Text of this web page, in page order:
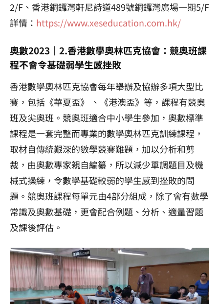
2/F、香港銅鑼灣軒尼詩道489號銅鑼灣廣場一期5/F
詳情： https://www.xeseducation.com.hk/
奧數2023｜2.香港數學奧林匹克協會：競奧班課
程不會令基礎弱學生感挫敗
香港數學奧林匹克協會每年舉辦及協辦多項大型比
賽，包括《華夏盃》 、《港澳盃》等，課程有競奧
班及尖奧班。競奧班適合中小學生參加，奧數標準
課程是一套完整而專業的數學奧林匹克訓練課程，
取材自傳統艱深的數學競賽難題，加以分析和剪
裁，由奧數專家親自編纂，所以減少單調題目及機
械式操練，令數學基礎較弱的學生感到挫敗的問
題。競奧班課程每單元由4部分組成，除了會有數學
常識及奧數基礎，更會配合例題、分析、適量習題
及課後評估。